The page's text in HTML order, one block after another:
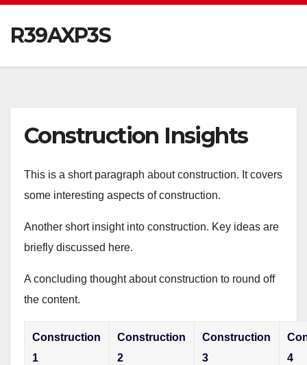
R39AXP3S
Construction Insights
This is a short paragraph about construction. It covers
some interesting aspects of construction.
Another short insight into construction. Key ideas are
briefly discussed here.
A concluding thought about construction to round off
the content.
Construction
1
Construction
2
Construction
3
4